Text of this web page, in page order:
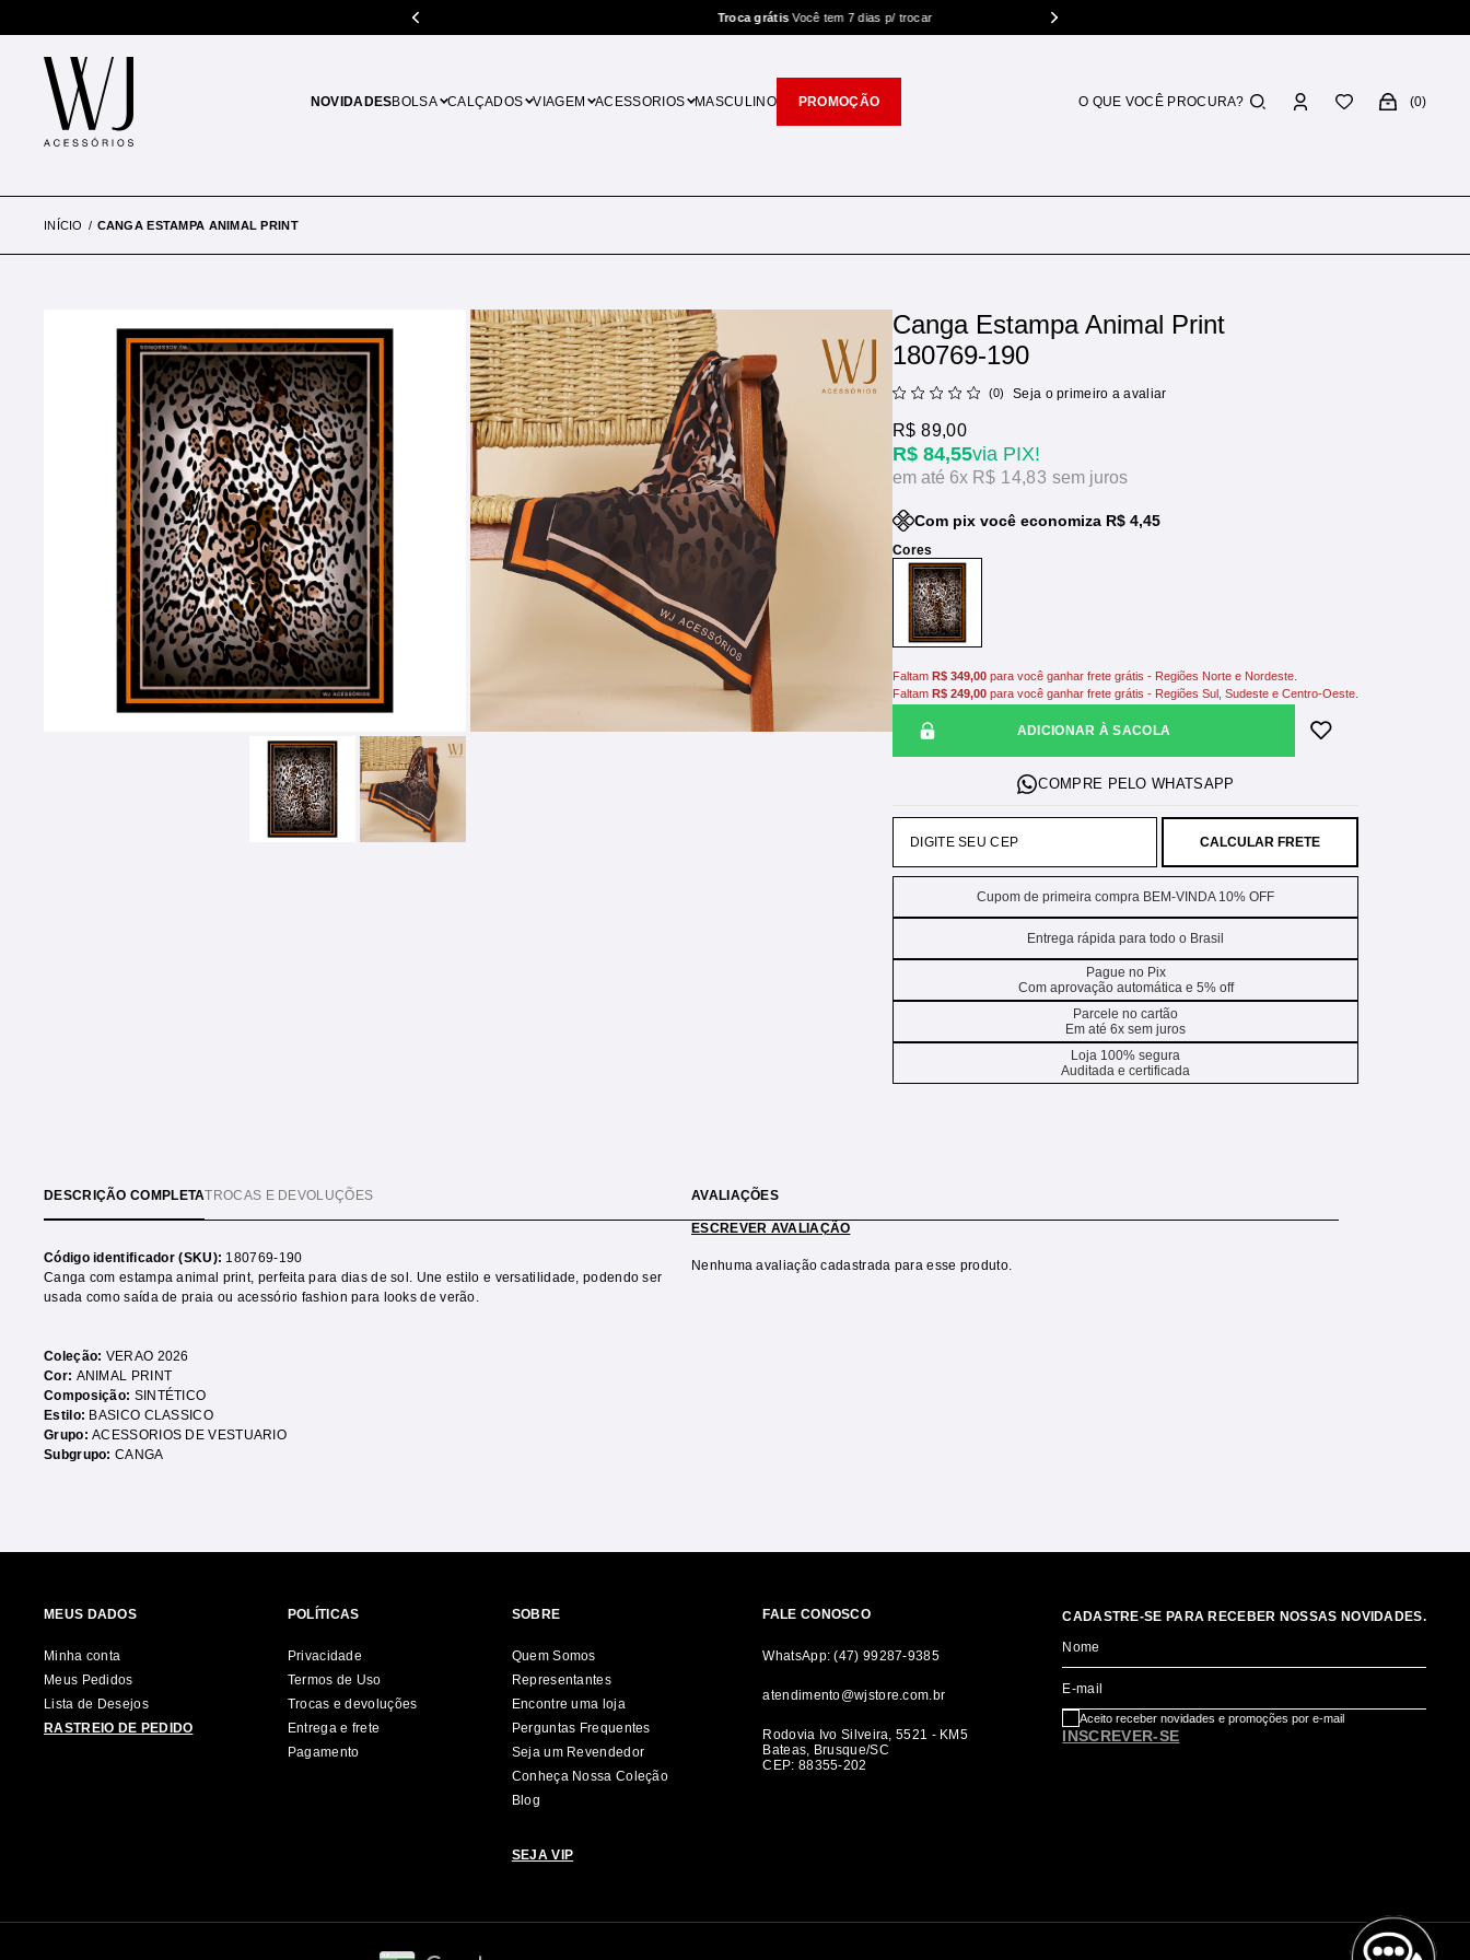
Troca grátisVocê tem 7 dias p/ trocar
NOVIDADESBOLSA CALÇADOS VIAGEM ACESSORIOS MASCULINO PROMOÇÃO 0
INÍCIO CANGA ESTAMPA ANIMAL PRINT
Canga Estampa Animal Print
180769-190
(0) Seja o primeiro a avaliar
R$ 84,55via PIX!
R$ 89,00
6x R$ 14,83 sem juros
Com pix você economiza R$ 4,45
ADICIONAR À SACOLA
Faltam R$ 349,00 para você ganhar frete grátis - Regiões Norte e Nordeste.
Faltam R$ 249,00 para você ganhar frete grátis - Regiões Sul, Sudeste e Centro-Oeste.
CALCULAR FRETE
Cupom de primeira compra BEM-VINDA 10% OFF
Entrega rápida para todo o Brasil
Pague no Pix
Com aprovação automática e 5% off
Parcele no cartão
Em até 6x sem juros
Loja 100% segura
Auditada e certificada
DESCRIÇÃO COMPLETATROCAS E DEVOLUÇÕES
Código identificador (SKU): 180769-190
Canga com estampa animal print, perfeita para dias de sol. Une estilo e versatilidade, podendo ser
usada como saída de praia ou acessório fashion para looks de verão.
Coleção: VERAO 2026
Cor: ANIMAL PRINT
Composição: SINTÉTICO
Estilo: BASICO CLASSICO
Grupo:ACESSORIOS DE VESTUARIO
Subgrupo: CANGA
AVALIAÇÕES
ESCREVER AVALIAÇÃO
Nenhuma avaliação cadastrada para esse produto.
MEUS DADOS
Minha conta
Meus Pedidos
Lista de Desejos
RASTREIO DE PEDIDO
POLÍTICAS
Privacidade
Termos de Uso
Trocas e devoluções
Entrega e frete
Pagamento
SOBRE
Quem Somos
Representantes
Encontre uma loja
Perguntas Frequentes
Seja um Revendedor
Conheça Nossa Coleção
Blog
SEJA VIP
FALE CONOSCO
WhatsApp: (47) 99287-9385
atendimento@wjstore.com.br
Rodovia Ivo Silveira, 5521 - KM5
Bateas, Brusque/SC
CEP: 88355-202
CADASTRE-SE PARA RECEBER NOSSAS NOVIDADES.
Nome
E-mail
INSCREVER-SE
Aceito receber novidades e promoções por e-mail